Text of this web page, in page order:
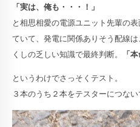
「実は、俺も・・・！」
と相思相愛の電源ユニット先輩の
ていて、発電に関係ありそう配線
くしの乏しい知識で最終判断。
「
というわけでさっそくテスト。
３本のうち２本をテスターにつな